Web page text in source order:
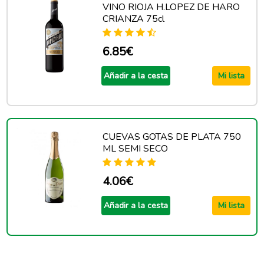
VINO RIOJA H.LOPEZ DE HARO
CRIANZA 75cl
6.85€
Añadir a la cesta Mi lista
CUEVAS GOTAS DE PLATA 750
ML SEMI SECO
4.06€
Añadir a la cesta Mi lista